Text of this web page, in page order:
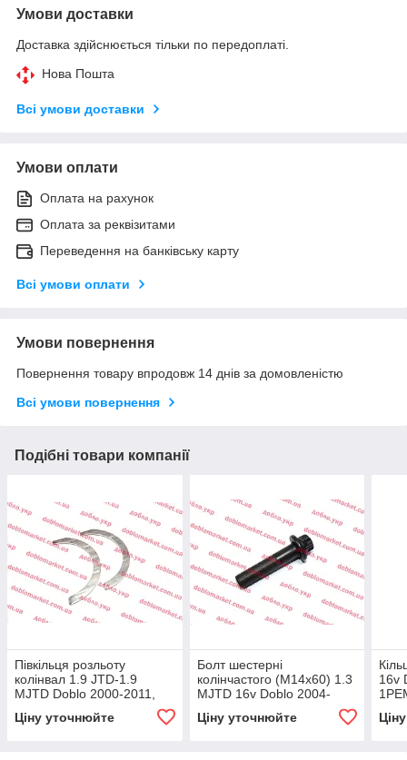
Умови доставки
Доставка здійснюється тільки по передоплаті.
Нова Пошта
Всі умови доставки
Умови оплати
Оплата на рахунок
Оплата за реквізитами
Переведення на банківську карту
Всі умови оплати
Умови повернення
Повернення товару впродовж 14 днів за домовленістю
Всі умови повернення
Подібні товари компанії
Півкільця розльоту
колінвал 1.9 JTD-1.9
MJTD Doblo 2000-2011,
STD , Арт. AY1026SA STD,
Ціну уточнюйте
Болт шестерні
колінчастого (М14х60) 1.3
MJTD 16v Doblo 2004-
55187537, FIAT
Ціну уточнюйте
16v